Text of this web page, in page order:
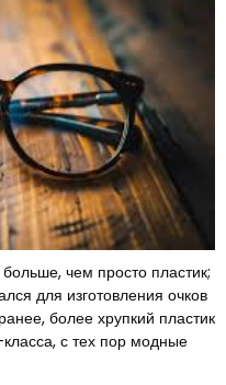
чем просто пластик;
для изготовления очков
более хрупкий пластик
с тех пор модные